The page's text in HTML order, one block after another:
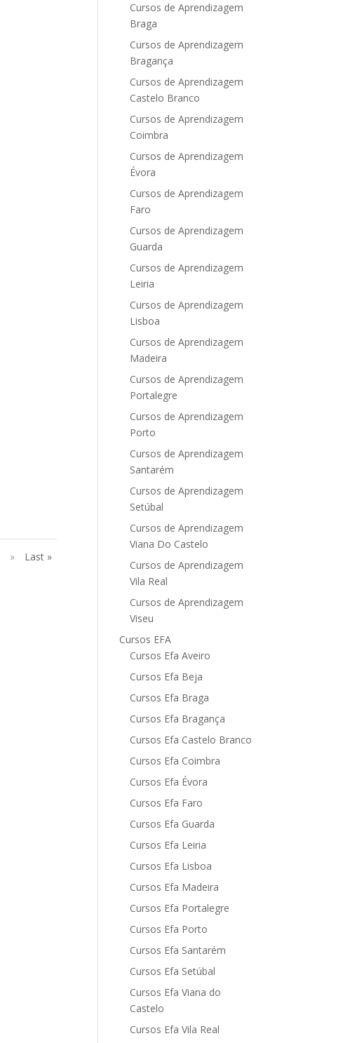
» Last »
Cursos de Aprendizagem
Braga
Cursos de Aprendizagem
Bragança
Cursos de Aprendizagem
Castelo Branco
Cursos de Aprendizagem
Coimbra
Cursos de Aprendizagem
Évora
Cursos de Aprendizagem
Faro
Cursos de Aprendizagem
Guarda
Cursos de Aprendizagem
Leiria
Cursos de Aprendizagem
Lisboa
Cursos de Aprendizagem
Madeira
Cursos de Aprendizagem
Portalegre
Cursos de Aprendizagem
Porto
Cursos de Aprendizagem
Santarém
Cursos de Aprendizagem
Setúbal
Cursos de Aprendizagem
Viana Do Castelo
Cursos de Aprendizagem
Vila Real
Cursos de Aprendizagem
Viseu
Cursos EFA
Cursos Efa Aveiro
Cursos Efa Beja
Cursos Efa Braga
Cursos Efa Bragança
Cursos Efa Castelo Branco
Cursos Efa Coimbra
Cursos Efa Évora
Cursos Efa Faro
Cursos Efa Guarda
Cursos Efa Leiria
Cursos Efa Lisboa
Cursos Efa Madeira
Cursos Efa Portalegre
Cursos Efa Porto
Cursos Efa Santarém
Cursos Efa Setúbal
Cursos Efa Viana do
Castelo
Cursos Efa Vila Real